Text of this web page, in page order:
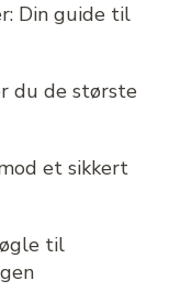
Din guide til
du de største
et sikkert
til